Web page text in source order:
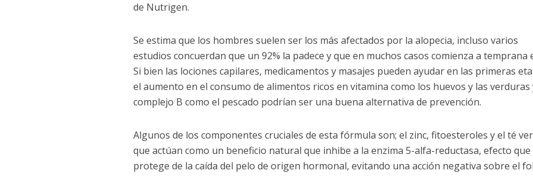
de Nutrigen.
Se estima que los hombres suelen ser los más afectados por la alopecia, incluso varios
estudios concuerdan que un 92% la padece y que en muchos casos comienza a temprana
Si bien las lociones capilares, medicamentos y masajes pueden ayudar en las primeras
el aumento en el consumo de alimentos ricos en vitamina como los huevos y las verduras
complejo B como el pescado podrían ser una buena alternativa de prevención.
Algunos de los componentes cruciales de esta fórmula son; el zinc, fitoesteroles y el té
que actúan como un beneficio natural que inhibe a la enzima 5-alfa-reductasa, efecto que
protege de la caída del pelo de origen hormonal, evitando una acción negativa sobre el